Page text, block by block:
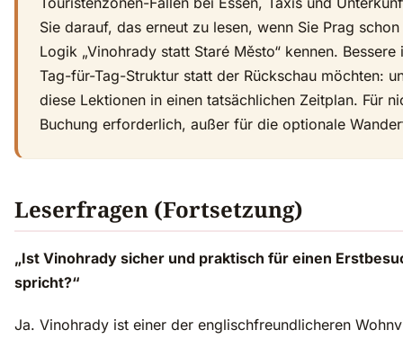
Sie darauf, das erneut zu lesen, wenn Sie Prag
Logik „Vinohrady statt Staré Město“ kennen.
Tag-für-Tag-Struktur statt der Rückschau möchten:
diese Lektionen in einen tatsächlichen Zeitplan. Für
Buchung erforderlich, außer für die optionale
Leserfragen (Fortsetzung)
„Ist Vinohrady sicher und praktisch für einen
spricht?“
Ja. Vinohrady ist einer der englischfreundlicheren